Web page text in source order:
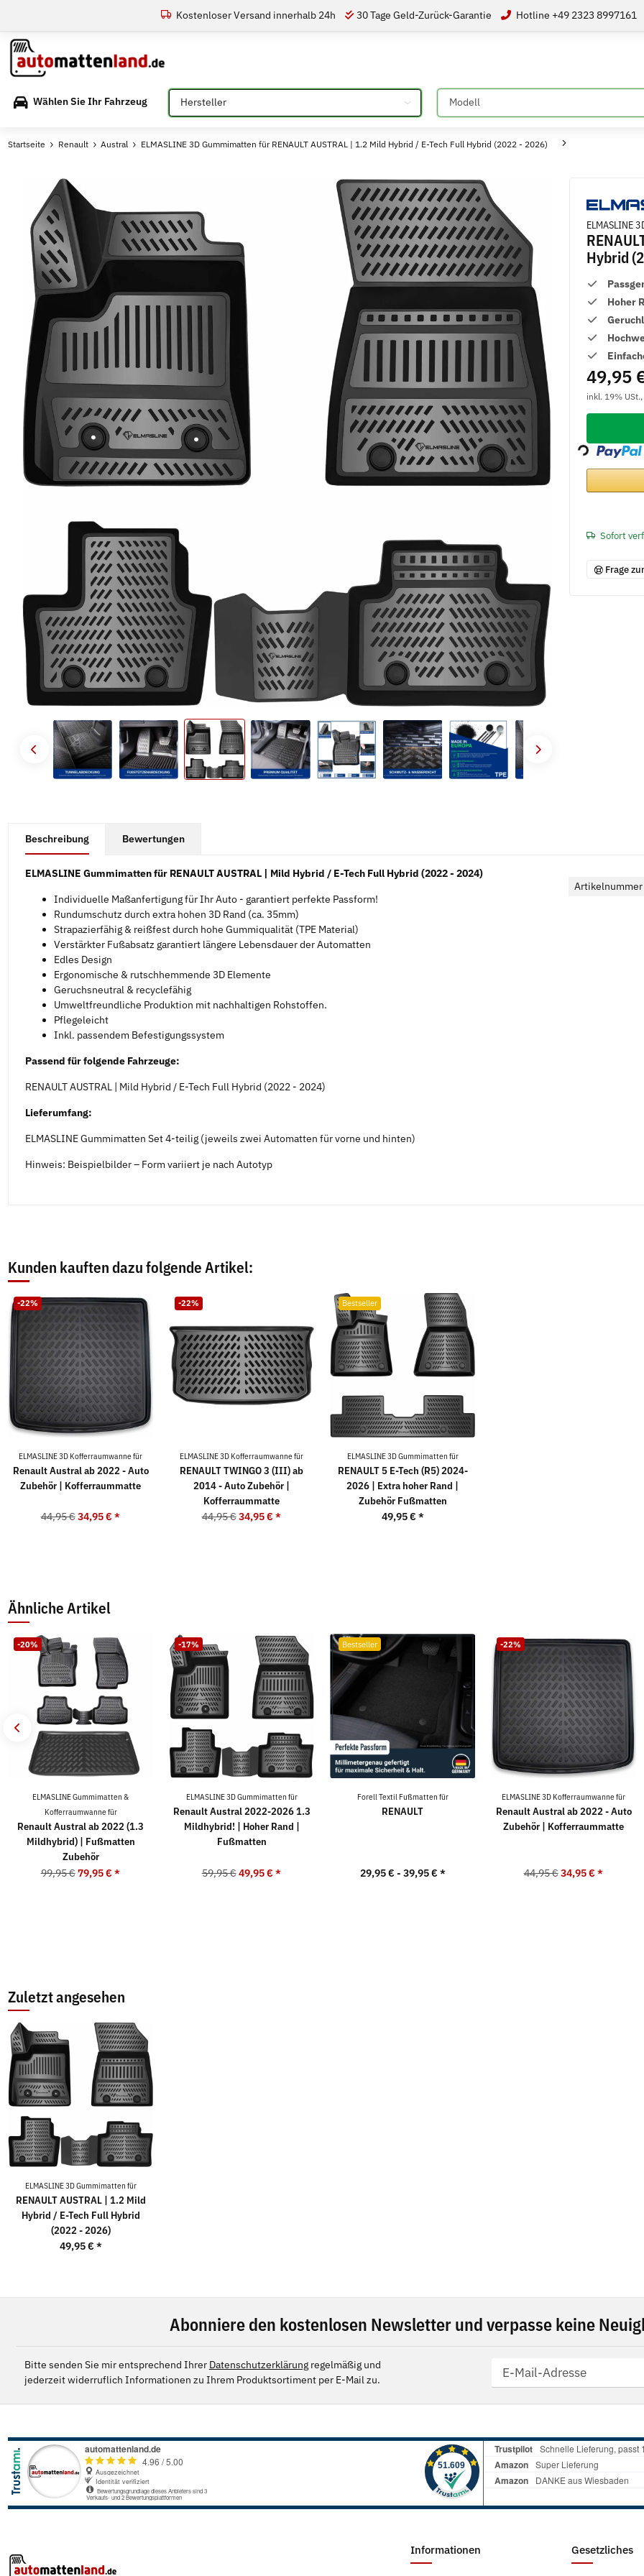
Kostenloser Versand innerhalb 24h 30 Tage Geld-Zurück-Garantie Hotline +49 2323 8997161
Wählen Sie Ihr Fahrzeug Bitte auswählen Bitte auswählen
Startseite Renault Austral ELMASLINE 3D Gummimatten für RENAULT AUSTRAL | 1.2 Mild Hybrid / E-Tech Full Hybrid (2022 - 2026)
ELMASLINE
Hybrid
Hoher
49,95
inkl. 19%
Loading...
Sofort
Frage
Beschreibung Bewertungen
ELMASLINE Gummimatten für RENAULT AUSTRAL | Mild Hybrid / E-Tech Full Hybrid (2022 - 2024)
Individuelle Maßanfertigung für Ihr Auto - garantiert perfekte Passform!
Rundumschutz durch extra hohen 3D Rand (ca. 35mm)
Strapazierfähig & reißfest durch hohe Gummiqualität (TPE Material)
Verstärkter Fußabsatz garantiert längere Lebensdauer der Automatten
Edles Design
Ergonomische & rutschhemmende 3D Elemente
Geruchsneutral & recyclefähig
Umweltfreundliche Produktion mit nachhaltigen Rohstoffen.
Pflegeleicht
Inkl. passendem Befestigungssystem
Passend für folgende Fahrzeuge:
RENAULT AUSTRAL | Mild Hybrid / E-Tech Full Hybrid (2022 - 2024)
Lieferumfang:
ELMASLINE Gummimatten Set 4-teilig (jeweils zwei Automatten für vorne und hinten)
Hinweis: Beispielbilder – Form variiert je nach Autotyp
Artikelnummer
Kunden kauften dazu folgende Artikel:
-22%
ELMASLINE 3D Kofferraumwanne für
Renault Austral ab 2022 - Auto
Zubehör | Kofferraummatte
44,95 € 34,95 €*
-22%
ELMASLINE 3D Kofferraumwanne für
RENAULT TWINGO 3 (III) ab
2014 - Auto Zubehör |
Kofferraummatte
44,95 € 34,95 €*
Bestseller
ELMASLINE 3D Gummimatten für
RENAULT 5 E-Tech (R5) 2024-
2026 | Extra hoher Rand |
Zubehör Fußmatten
49,95 € *
Ähnliche Artikel
-20%
ELMASLINE Gummimatten &
Kofferraumwanne für
Renault Austral ab 2022 (1.3
Mildhybrid) | Fußmatten
Zubehör
99,95 € 79,95 €*
-17%
ELMASLINE 3D Gummimatten für
Renault Austral 2022-2026 1.3
Mildhybrid! | Hoher Rand |
Fußmatten
59,95 € 49,95 €*
Bestseller
Forell Textil Fußmatten für
RENAULT
29,95 € - 39,95 € *
-22%
ELMASLINE 3D Kofferraumwanne für
Renault Austral ab 2022 - Auto
Zubehör | Kofferraummatte
44,95 € 34,95 €*
Zuletzt angesehen
ELMASLINE 3D Gummimatten für
RENAULT AUSTRAL | 1.2 Mild
Hybrid / E-Tech Full Hybrid
(2022 - 2026)
49,95 € *
Abonniere den kostenlosen Newsletter und verpasse keine
Bitte senden Sie mir entsprechend Ihrer Datenschutzerklärungregelmäßig und
jederzeit widerruflich Informationen zu Ihrem Produktsortiment per E-Mail zu.
Informationen Gesetzliches